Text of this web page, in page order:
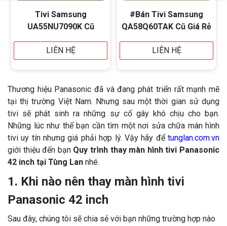
Tivi Samsung
UA55NU7090K Cũ
LIÊN HỆ
#Bán Tivi Samsung
QA58Q60TAK Cũ Giá Rẻ
LIÊN HỆ
Thương hiệu Panasonic đã và đang phát triển rất mạnh mẽ
tại thị trường Việt Nam. Nhưng sau một thời gian sử dụng
tivi sẽ phát sinh ra những sự cố gây khó chịu cho bạn.
Những lúc như thế bạn cần tìm một nơi sửa chữa màn hình
tivi uy tín nhưng giá phải hợp lý. Vậy hãy để tunglan.com.vn
giới thiệu đến bạn Quy trình thay màn hình tivi Panasonic
42 inch tại Tùng Lan nhé.
1. Khi nào nên thay màn hình tivi
Panasonic 42 inch
Sau đây, chúng tôi sẽ chia sẻ với bạn những trường hợp nào